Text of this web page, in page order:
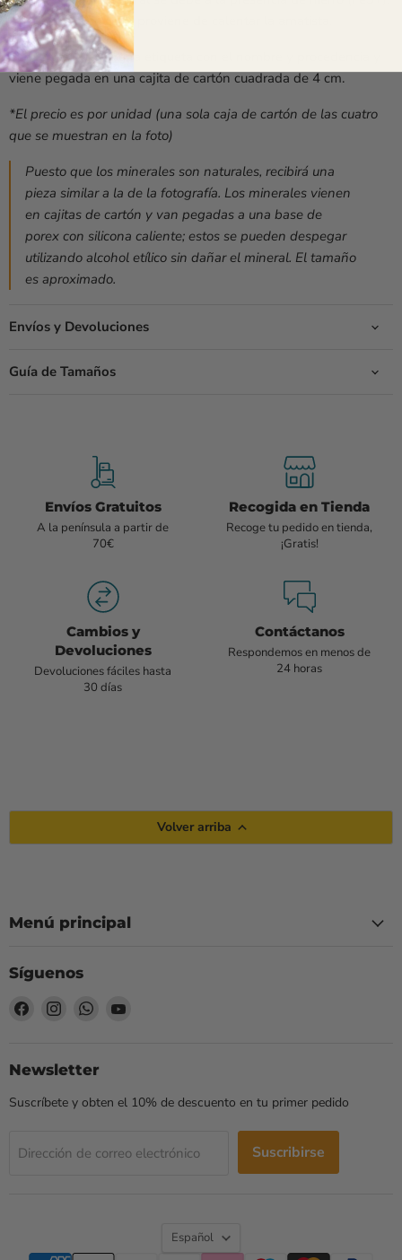
En este caso su color proviene de calentar la amatista.
El mineral incluye una etiqueta con el nombre y procedencia y
viene pegada en una cajita de cartón cuadrada de 4 cm.
*El precio es por unidad (una sola caja de cartón de las cuatro
que se muestran en la foto)
Puesto que los minerales son naturales, recibirá una
pieza similar a la de la fotografía. Los minerales vienen
en cajitas de cartón y van pegadas a una base de
porex con silicona caliente; estos se pueden despegar
utilizando alcohol etílico sin dañar el mineral. El tamaño
es aproximado.
Envíos y Devoluciones
Guía de Tamaños
Envíos Gratuitos
A la península a partir de
70€
Recogida en Tienda
Recoge tu pedido en tienda,
¡Gratis!
Cambios y
Devoluciones
Devoluciones fáciles hasta
30 días
Contáctanos
Respondemos en menos de
24 horas
Volver arriba
Menú principal
Síguenos
EncuéntrenosEncuéntrenosEncuéntrenos
Newsletter
Suscríbete y obten el 10% de descuento en tu primer pedido
Dirección de correo electrónico Suscribirse
Idioma
Español